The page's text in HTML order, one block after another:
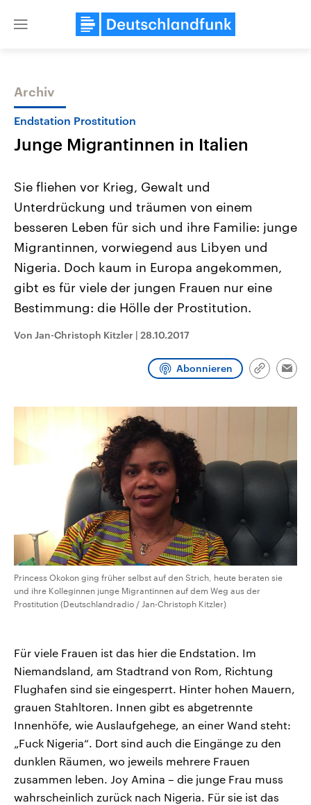
Close
Themen
Landtagswahl Sachsen-Anhalt
2026
Alle Informationen
Sachsen-Anhalt wählt am 6.
September 2026 einen neuen
Landtag. Seit 2021 wird das
Bundesland von einer Koalition aus
Umfragen, Prognosen,
Wahlprogramme, aktuelle Berichte
und Kandidaten der anstehenden
USA
Aktuelle Beiträge,
Hintergründe
Wirtschaftlich und
gehören die Vereinigten
mit großem Einfluss auf
Archiv
Endstation Prostitution
Junge Migrantinnen in Italien
Sie fliehen vor Krieg, Gewalt und
Unterdrückung und träumen von einem
besseren Leben für sich und ihre Familie: junge
Migrantinnen, vorwiegend aus Libyen und
Nigeria. Doch kaum in Europa angekommen,
gibt es für viele der jungen Frauen nur eine
Bestimmung: die Hölle der Prostitution.
Von Jan-Christoph Kitzler | 28.10.2017
Abonnieren
Link
Princess Okokon ging früher selbst auf den Strich, heute beraten sie
und ihre Kolleginnen junge Migrantinnen auf dem Weg aus der
Prostitution (Deutschlandradio / Jan-Christoph Kitzler)
Für viele Frauen ist das hier die Endstation. Im
Niemandsland, am Stadtrand von Rom, Richtung
Flughafen sind sie eingesperrt. Hinter hohen Mauern,
grauen Stahltoren. Innen gibt es abgetrennte
Innenhöfe, wie Auslaufgehege, an einer Wand steht:
„Fuck Nigeria“. Dort sind auch die Eingänge zu den
dunklen Räumen, wo jeweils mehrere Frauen
zusammen leben. Joy Amina – die junge Frau muss
wahrscheinlich zurück nach Nigeria. Für sie ist das